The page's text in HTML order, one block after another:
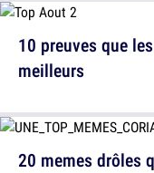
20 memes drôles
10 preuves que
meilleurs